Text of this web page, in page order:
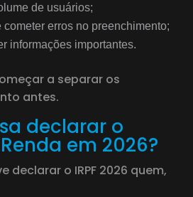
de usuários;
cometer erros no preenchimento;
informações importantes.
a separar os
antes.
declarar o
em 2026?
declarar o IRPF 2026 quem,